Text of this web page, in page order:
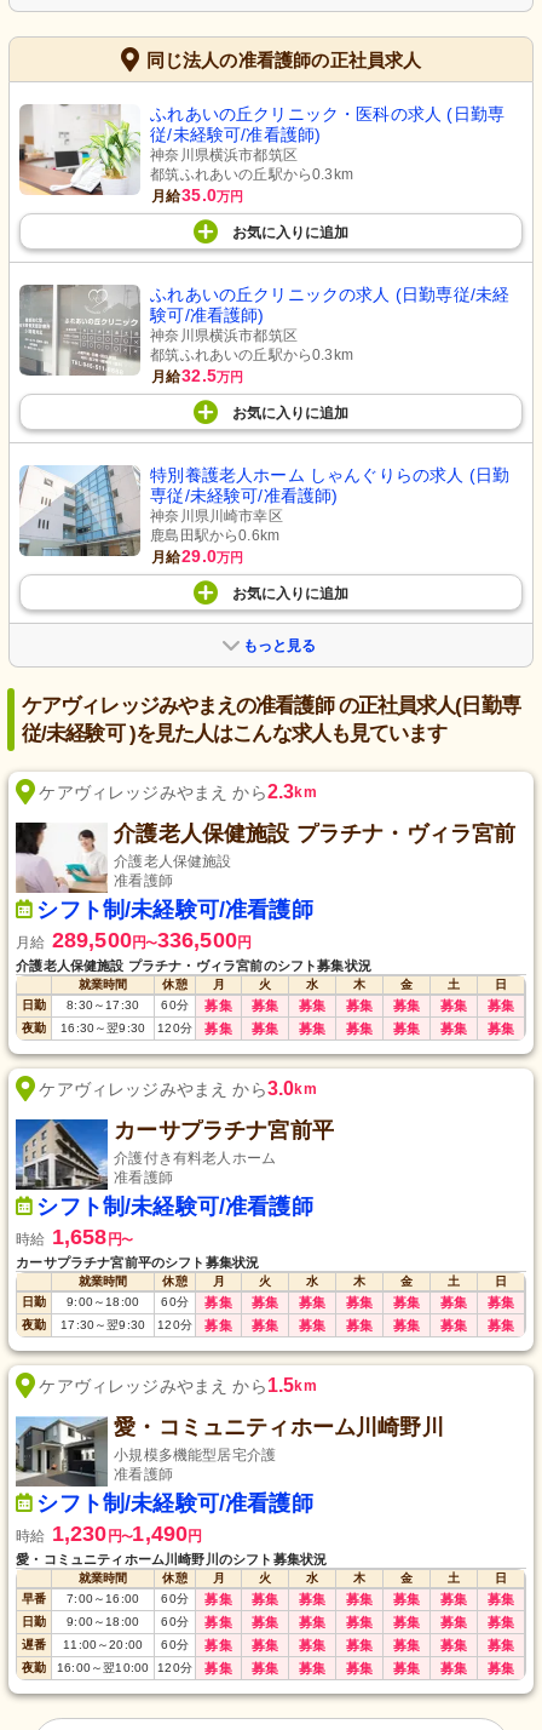
同じ法人の准看護師の正社員求人
ふれあいの丘クリニック・医科の求人 (日勤専
従/未経験可/准看護師)
神奈川県横浜市都筑区
都筑ふれあいの丘駅から0.3km
月給35.0万円
お気に入り に追加
ふれあいの丘クリニックの求人 (日勤専従/未経
験可/准看護師)
神奈川県横浜市都筑区
都筑ふれあいの丘駅から0.3km
月給32.5万円
お気に入り に追加
特別養護老人ホーム しゃんぐりらの求人 (日勤
専従/未経験可/准看護師)
神奈川県川崎市幸区
鹿島田駅から0.6km
月給29.0万円
お気に入り に追加
もっと見る
ケアヴィレッジみやまえの准看護師 の正社員求人(日勤専
従/未経験可 )を見た人はこんな求人も見ています
ケアヴィレッジみやまえ から2.3km
介護老人保健施設 プラチナ・ヴィラ宮前
介護老人保健施設
准看護師
シフト制/未経験可/准看護師
月給 289,500円〜336,500円
介護老人保健施設 プラチナ・ヴィラ宮前のシフト募集状況
就業時間 休憩 月 火 水 木 金 土
日
日勤
8:30～ 17:30 60分 募集 募集 募集 募集 募集 募集 募集
夜勤 16:30～翌9:30 120分 募集 募集 募集 募集 募集 募集 募集
ケアヴィレッジみやまえ から3.0km
カーサプラチナ宮前平
介護付き有料老人ホーム
准看護師
シフト制/未経験可/准看護師
時給 1,658 円〜
カーサプラチナ宮前平のシフト募集状況
就業時間 休憩 月 火 水 木 金 土
日
日勤
9:00～ 18:00 60分 募集 募集 募集 募集 募集 募集 募集
夜勤 17:30～翌9:30 120分 募集 募集 募集 募集 募集 募集 募集
ケアヴィレッジみやまえ から1.5km
愛・コミュニティホーム川崎野川
小規模多機能型居宅介護
准看護師
シフト制/未経験可/准看護師
時給 1,230 円〜1,490円
愛・コミュニティホーム川崎野川のシフト募集状況
就業時間 休憩 月 火 水 木 金 土
日
早番
7:00～ 16:00 60分 募集 募集 募集 募集 募集 募集 募集
日勤 9:00～ 18:00 60分 募集 募集 募集 募集 募集 募集 募集
遅番 11:00～20:00 60分 募集 募集 募集 募集 募集 募集 募集
夜勤 16:00～翌10:00 120分 募集 募集 募集 募集 募集 募集 募集